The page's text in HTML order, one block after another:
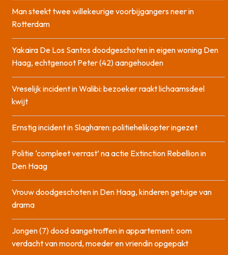
Man steekt twee willekeurige voorbijgangers neer in
Rotterdam
Yakaira De Los Santos doodgeschoten in eigen woning Den
Haag, echtgenoot Peter (42) aangehouden
Vreselijk incident in Walibi: bezoeker raakt lichaamsdeel
kwijt
Ernstig incident in Slagharen: politiehelikopter ingezet
Politie ‘compleet verrast’ na actie Extinction Rebellion in
Den Haag
Vrouw doodgeschoten in Den Haag, kinderen getuige van
drama
Jongen (7) dood aangetroffen in appartement: oom
verdacht van moord, moeder en vriendin opgepakt